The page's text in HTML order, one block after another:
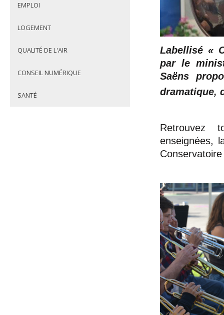
EMPLOI
LOGEMENT
QUALITÉ DE L'AIR
CONSEIL NUMÉRIQUE
SANTÉ
Labellisé «
par le
Saëns
dramatique,
Retrouvez
enseignées,